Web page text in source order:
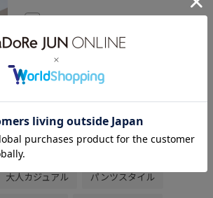
ストラップはフック式な為、簡単に着脱で
きる仕様。ゴールドのがアクセントにな
り、シンプルなスタイリングでも華やかさ
をプラスしてくれます。
ーデ 夏コーデ
大人カジュアル パンツスタイル